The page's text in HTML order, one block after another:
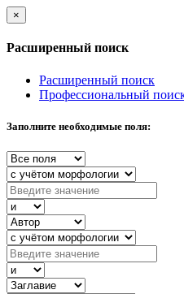
×
Расширенный поиск
Расширенный поиск
Профессиональный
Заполните необходимые поля: